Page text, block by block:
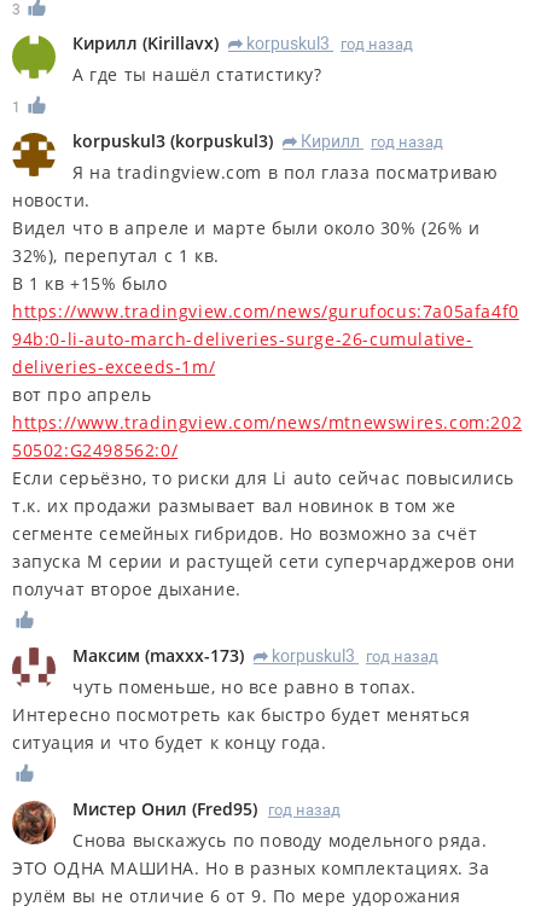
3
Кирилл (Kirillavx) R korpuskul3 год назад
А где ты нашёл статистику?
1
korpuskul3 (korpuskul3) R Кирилл год назад
Я на tradingview.com в пол глаза посматриваю
новости.
Видел что в апреле и марте были около 30% (26% и
32%), перепутал с 1 кв.
В 1 кв +15% было
https://www.tradingview.com/news/gurufocus:7a05afa4f0
94b:0-li-auto-march-deliveries-surge-26-cumulative-
deliveries-exceeds-1m/
вот про апрель
https://www.tradingview.com/news/mtnewswires.com:202
50502:G2498562:0/
Если серьёзно, то риски для Li auto сейчас повысились
т.к. их продажи размывает вал новинок в том же
сегменте семейных гибридов. Но возможно за счёт
запуска М серии и растущей сети суперчарджеров они
получат второе дыхание.
Максим (maxxx-173) R korpuskul3 год назад
чуть поменьше, но все равно в топах.
Интересно посмотреть как быстро будет меняться
ситуация и что будет к концу года.
Мистер Онил (Fred95) год назад
Снова выскажусь по поводу модельного ряда.
ЭТО ОДНА МАШИНА. Но в разных комплектациях. За
рулём вы не отличие 6 от 9. По мере удорожания